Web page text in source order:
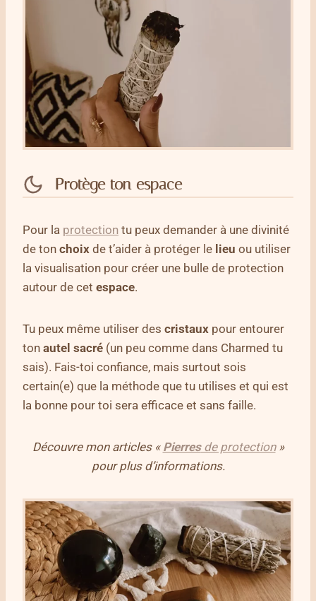
Protège ton espace
Pour la protection tu peux demander à une divinité
de ton choix de t’aider à protéger le lieu ou utiliser
la visualisation pour créer une bulle de protection
autour de cet espace.
Tu peux même utiliser des cristaux pour entourer
ton autel sacré (un peu comme dans Charmed tu
sais). Fais-toi confiance, mais surtout sois
certain(e) que la méthode que tu utilises et qui est
la bonne pour toi sera efficace et sans faille.
Découvre mon articles « Pierresde protection»
pour plus d’informations.